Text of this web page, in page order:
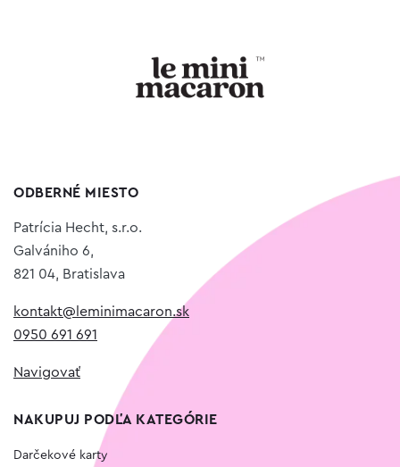
ODBERNÉ MIESTO
Patrícia Hecht, s.r.o.
Galvániho 6,
821 04, Bratislava
kontakt@leminimacaron.sk
0950 691 691
Navigovať
NAKUPUJ PODĽA KATEGÓRIE
Darčekové karty